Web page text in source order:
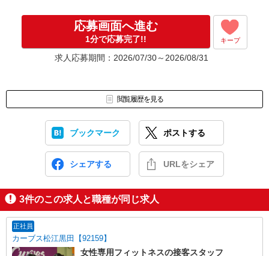
応募画面へ進む
1分で応募完了!! キープ
求人応募期間：2026/07/30～2026/08/31
閲覧履歴を見る
ブックマーク ポストする
シェアする URLをシェア
3件のこの求人と職種が同じ求人
正社員
カーブス松江黒田【92159】
女性専用フィットネスの接客スタッフ